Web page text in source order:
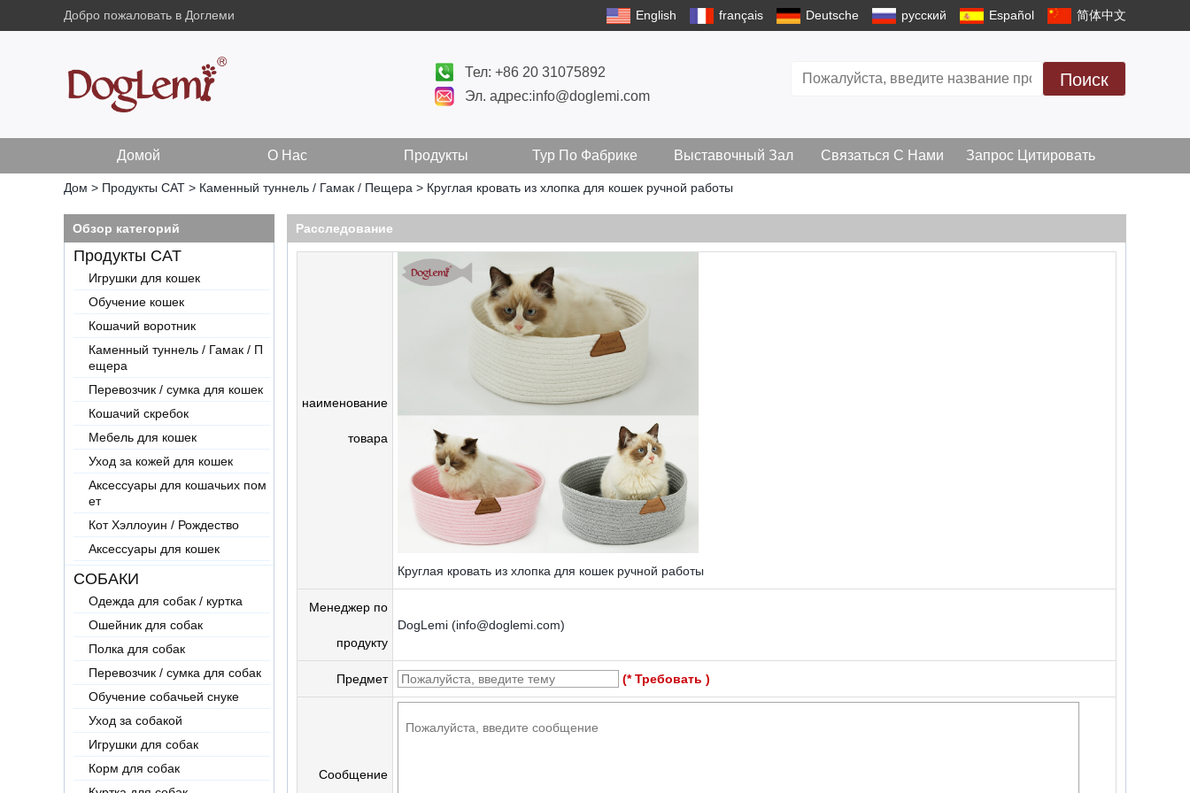
Добро пожаловать в Доглеми English français Deutsche русский Español 简体中文
Тел: +86 20 31075892
Эл. адрес:info@doglemi.com
Поиск
Домой О Нас Продукты Тур По Фабрике Выставочный Зал Связаться С Нами Запрос Цитировать
Дом > Продукты CAT > Каменный туннель / Гамак / Пещера > Круглая кровать из хлопка для кошек ручной работы
Обзор категорий
Продукты CAT
Игрушки для кошек
Обучение кошек
Кошачий воротник
Каменный туннель / Гамак / П
ещера
Перевозчик / сумка для кошек
Кошачий скребок
Мебель для кошек
Уход за кожей для кошек
Аксессуары для кошачьих пом
ет
Кот Хэллоуин / Рождество
Аксессуары для кошек
СОБАКИ
Одежда для собак / куртка
Ошейник для собак
Полка для собак
Перевозчик / сумка для собак
Обучение собачьей снуке
Уход за собакой
Игрушки для собак
Корм для собак
Расследование
наименование
товара
Круглая кровать из хлопка для кошек ручной работы
Менеджер по
продукту
DogLemi (info@doglemi.com)
Предмет (* Требовать )
Сообщение